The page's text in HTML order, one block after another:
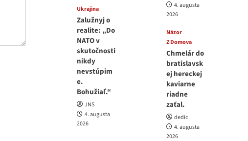
Ukrajina
Zalužnyj o
realite: „Do
NATO v
skutočnosti
nikdy
nevstúpim
e.
Bohužiaľ.“
JNS
4. augusta
2026
4. augusta
2026
Názor
Z Domova
Chmelár do
bratislavsk
ej hereckej
kaviarne
riadne
zaťal.
dedic
4. augusta
2026